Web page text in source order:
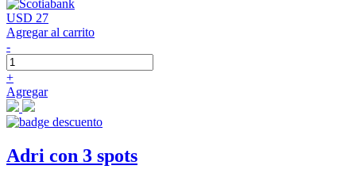
USD 27
Agregar al carrito
-
+
Agregar
Adri con 3 spots